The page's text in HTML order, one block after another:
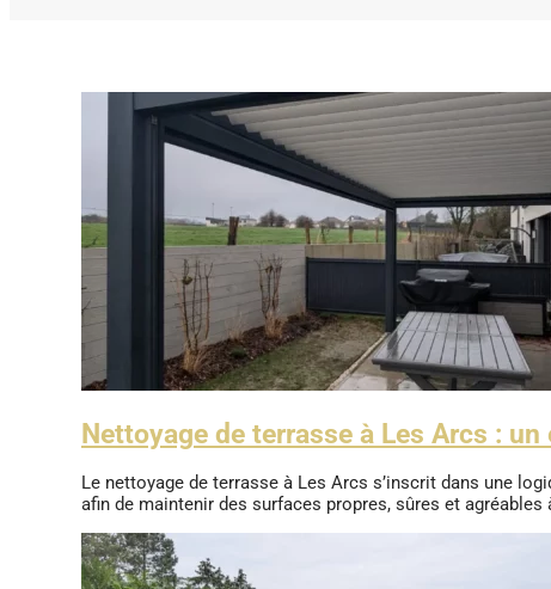
Nettoyage de terrasse à Les Arcs :
Le nettoyage de terrasse à Les Arcs s’inscrit dans une
afin de maintenir des surfaces propres, sûres et agréables